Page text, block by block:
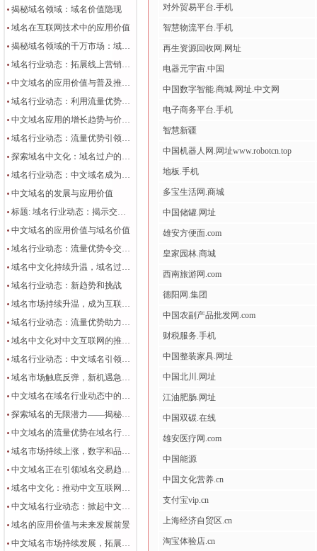
揭秘域名领域：域名价值隐现
域名在互联网技术中的应用价值
揭秘域名领域的千万市场：域名价值究竟有多大？
域名行业动态：拓展线上营销引领域名交易趋势
中文域名的应用价值与普及推动中文互联网发展
域名行业动态：利用流量优势助力网站发展
中文域名应用的增长趋势与价值探析
域名行业动态：流量优势引领网站发展新趋势
探索域名中文化：域名过户的重要性与流程解析
域名行业动态：中文域名成为网络知识产权保护新焦点
中文域名的发展与应用价值
标题: 域名行业动态：揭示交易行情与域名交易趋势中的流量优势
中文域名的应用价值与域名价值
域名行业动态：流量优势令交易行情持续升温
域名中文化持续升温，域名过户频率大幅增加
域名行业动态：新趋势和挑战
域名市场持续升温，成为互联网经济新引擎
域名行业动态：流量优势助力企业拓展线上营销
域名中文化对中文互联网的推动与影响
域名行业动态：中文域名引领域名交易趋势，网络知识产权保护进入关键阶段
域名市场触底反弹，新机遇急需把握
中文域名在域名行业动态中的重要性及其拓展线上营销潜力
探索域名的无限潜力——揭秘域名价值与市场趋势
中文域名的流量优势在域名行业动态中崭露头角
域名市场持续上涨，数字和品牌域名备受关注
中文域名正在引领域名交易趋势的动态
域名中文化：推动中文互联网发展的关键一环
中文域名行业动态：掀起中文互联网新风潮
域名的应用价值与未来发展前景
中文域名市场持续发展，拓展线上营销新机遇
对外贸易平台.手机
智慧物流平台.手机
再生资源回收网.网址
电器元宇宙.中国
中国数字智能.商城.网址.中文网
电子商务平台.手机
智慧新疆
中国机器人网.网址www.robotcn.top
地板.手机
多宝生活网.商城
中国储罐.网址
雄安方便面.com
皇家园林.商城
西南旅游网.com
德阳网.集团
中国农副产品批发网.com
财税服务.手机
中国整装家具.网址
中国北川.网址
江油肥肠.网址
中国双碳.在线
雄安医疗网.com
中国能源
中国文化营养.cn
支付宝vip.cn
上海经济自贸区.cn
淘宝体验店.cn